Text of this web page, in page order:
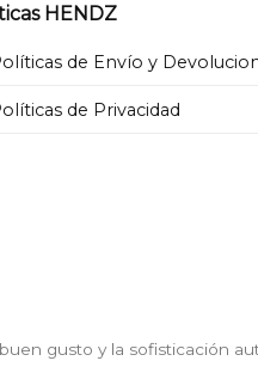
HENDZ
de Envío y
de Privacidad
gusto y la sofisticación